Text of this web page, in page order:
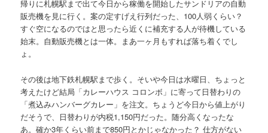
帰りに札幌駅まで出て今日から稼働を開始したサンドリアの自動
販売機を見に行く。案の定すげえ行列だった、100人弱くらい？
すぐ空になるのではと思ったら近くに補充する人が待機している
始末。自動販売機とは一体。まあ一ヶ月もすれば落ち着くでし
ょ。
その後は地下鉄札幌駅まで歩く。そいや今日は水曜日、ちょっと
考えたけど結局「カレーハウス コロンボ」に寄って日替わりの
「煮込みハンバーグカレー」を注文。ちょうど今日から値上がり
だそうで、日替わりが内税1,150円だった。随分高くなったな
あ。確か3年くらい前まで850円とかじゃなかった？ 仕方がない